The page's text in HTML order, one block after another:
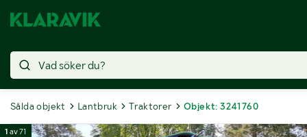
Sålda objekt Lantbruk Traktorer Objekt: 3241760
1 av71